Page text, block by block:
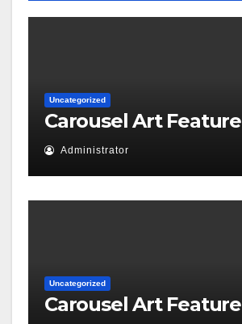
Uncategorized
Carousel Art Feature
Administrator
Uncategorized
Carousel Art Feature